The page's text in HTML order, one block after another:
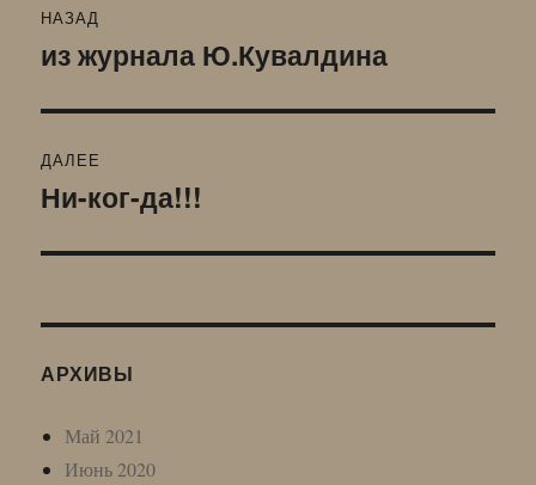
по
НАЗАД
Предыдущая
из журнала Ю.Кувалдина
ДАЛЕЕ
Следующая
Ни-ког-да!!!
АРХИВЫ
Май 2021
Июнь 2020